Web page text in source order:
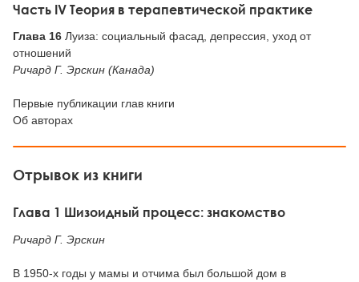
Часть IV Теория в терапевтической практике
Глава 16 Луиза: социальный фасад, депрессия, уход от
отношений
Ричард Г. Эрскин (Канада)
Первые публикации глав книги
Об авторах
Отрывок из книги
Глава 1 Шизоидный процесс: знакомство
Ричард Г. Эрскин
В 1950-х годы у мамы и отчима был большой дом в